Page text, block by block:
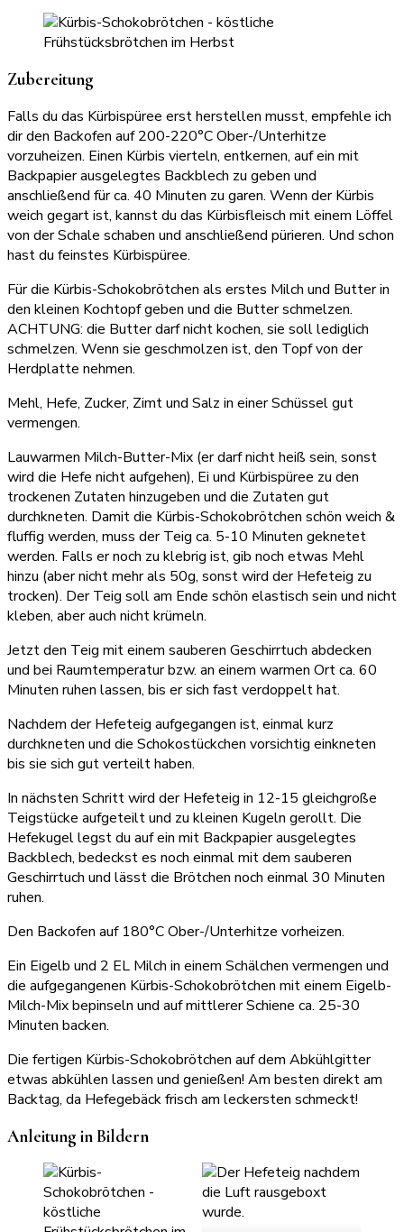
Zubereitung
Falls du das Kürbispüree erst herstellen musst, empfehle ich
dir den Backofen auf 200-220°C Ober-/Unterhitze
vorzuheizen. Einen Kürbis vierteln, entkernen, auf ein mit
Backpapier ausgelegtes Backblech zu geben und
anschließend für ca. 40 Minuten zu garen. Wenn der Kürbis
weich gegart ist, kannst du das Kürbisfleisch mit einem Löffel
von der Schale schaben und anschließend pürieren. Und schon
hast du feinstes Kürbispüree.
Für die Kürbis-Schokobrötchen als erstes Milch und Butter in
den kleinen Kochtopf geben und die Butter schmelzen.
ACHTUNG: die Butter darf nicht kochen, sie soll lediglich
schmelzen. Wenn sie geschmolzen ist, den Topf von der
Herdplatte nehmen.
Mehl, Hefe, Zucker, Zimt und Salz in einer Schüssel gut
vermengen.
Lauwarmen Milch-Butter-Mix (er darf nicht heiß sein, sonst
wird die Hefe nicht aufgehen), Ei und Kürbispüree zu den
trockenen Zutaten hinzugeben und die Zutaten gut
durchkneten. Damit die Kürbis-Schokobrötchen schön weich &
fluffig werden, muss der Teig ca. 5-10 Minuten geknetet
werden. Falls er noch zu klebrig ist, gib noch etwas Mehl
hinzu (aber nicht mehr als 50g, sonst wird der Hefeteig zu
trocken). Der Teig soll am Ende schön elastisch sein und nicht
kleben, aber auch nicht krümeln.
Jetzt den Teig mit einem sauberen Geschirrtuch abdecken
und bei Raumtemperatur bzw. an einem warmen Ort ca. 60
Minuten ruhen lassen, bis er sich fast verdoppelt hat.
Nachdem der Hefeteig aufgegangen ist, einmal kurz
durchkneten und die Schokostückchen vorsichtig einkneten
bis sie sich gut verteilt haben.
In nächsten Schritt wird der Hefeteig in 12-15 gleichgroße
Teigstücke aufgeteilt und zu kleinen Kugeln gerollt. Die
Hefekugel legst du auf ein mit Backpapier ausgelegtes
Backblech, bedeckst es noch einmal mit dem sauberen
Geschirrtuch und lässt die Brötchen noch einmal 30 Minuten
ruhen.
Den Backofen auf 180°C Ober-/Unterhitze vorheizen.
Ein Eigelb und 2 EL Milch in einem Schälchen vermengen und
die aufgegangenen Kürbis-Schokobrötchen mit einem Eigelb-
Milch-Mix bepinseln und auf mittlerer Schiene ca. 25-30
Minuten backen.
Die fertigen Kürbis-Schokobrötchen auf dem Abkühlgitter
etwas abkühlen lassen und genießen! Am besten direkt am
Backtag, da Hefegebäck frisch am leckersten schmeckt!
Anleitung in Bildern